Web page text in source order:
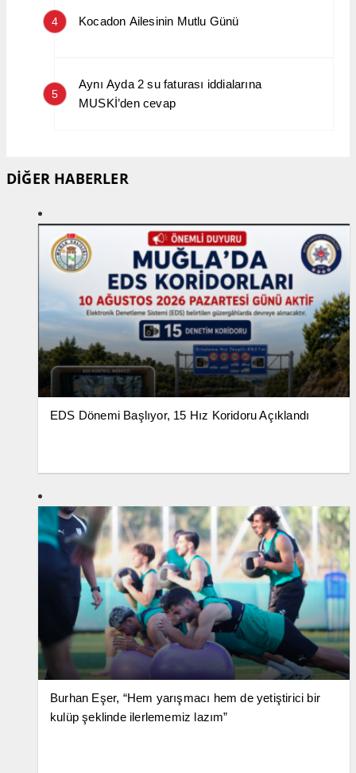
4 Kocadon Ailesinin Mutlu Günü
5
Aynı Ayda 2 su faturası iddialarına
MUSKİ’den cevap
DİĞER HABERLER
EDS Dönemi Başlıyor, 15 Hız Koridoru Açıklandı
Burhan Eşer, “Hem yarışmacı hem de yetiştirici bir
kulüp şeklinde ilerlememiz lazım”